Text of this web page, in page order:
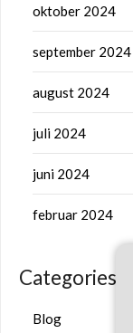
oktober 2024
september 2024
august 2024
juli 2024
juni 2024
februar 2024
Categories
Blog